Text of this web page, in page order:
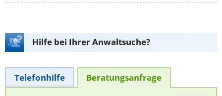
Hilfe bei Ihrer Anwaltsuche?
Telefonhilfe Beratungsanfrage